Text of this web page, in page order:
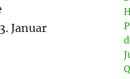
Januar